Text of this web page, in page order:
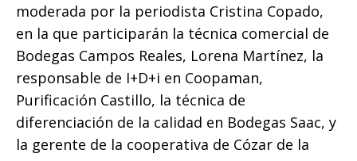
moderada por la periodista Cristina Copado,
en la que participarán la técnica comercial de
Bodegas Campos Reales, Lorena Martínez, la
responsable de I+D+i en Coopaman,
Purificación Castillo, la técnica de
diferenciación de la calidad en Bodegas Saac, y
la gerente de la cooperativa de Cózar de la